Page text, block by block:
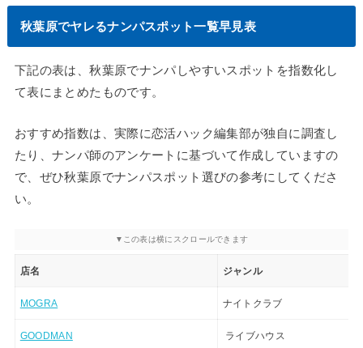
秋葉原でヤレるナンパスポット一覧早見表
下記の表は、秋葉原でナンパしやすいスポットを指数化し
て表にまとめたものです。
おすすめ指数は、実際に恋活ハック編集部が独自に調査し
たり、ナンパ師のアンケートに基づいて作成していますの
で、ぜひ秋葉原でナンパスポット選びの参考にしてくださ
い。
店名 ジャンル
MOGRA ナイトクラブ
GOODMAN ライブハウス